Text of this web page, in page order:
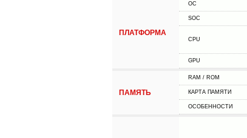
ПЛАТФОРМА
ОС
SOC
CPU
GPU
ПАМЯТЬ
RAM / ROM
КАРТА ПАМЯТИ
ОСОБЕННОСТИ